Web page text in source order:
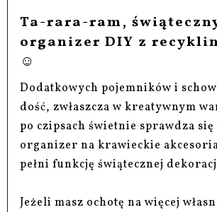
Ta-rara-ram,
organizer DIY z
☺
Dodatkowych pojemników i
dość, zwłaszcza w kreatywnym
po czipsach świetnie sprawdza
organizer na krawieckie
pełni funkcję świątecznej
Jeżeli masz ochotę na więcej